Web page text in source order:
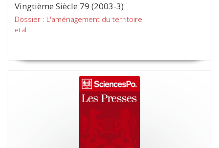
Vingtième Siècle 79 (2003-3)
Dossier : L'aménagement du territoire
et al.